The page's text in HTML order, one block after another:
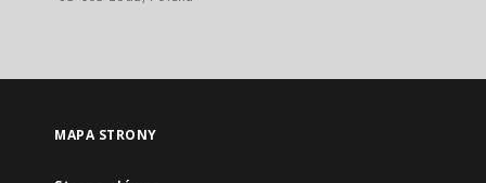
MAPA STRONY